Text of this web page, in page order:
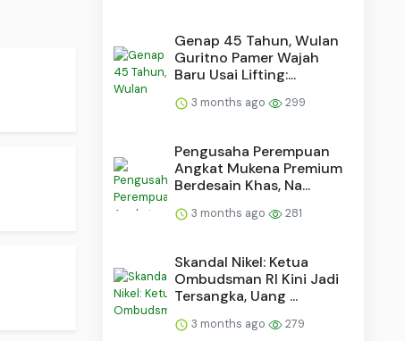
Genap 45 Tahun, Wulan
Guritno Pamer Wajah
Baru Usai Lifting:...
3 months ago 299
Pengusaha Perempuan
Angkat Mukena Premium
Berdesain Khas, Na...
3 months ago 281
Skandal Nikel: Ketua
Ombudsman RI Kini Jadi
Tersangka, Uang ...
3 months ago 279